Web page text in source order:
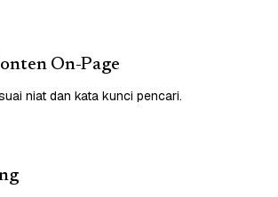
On-Page
niat dan kata kunci pencari.